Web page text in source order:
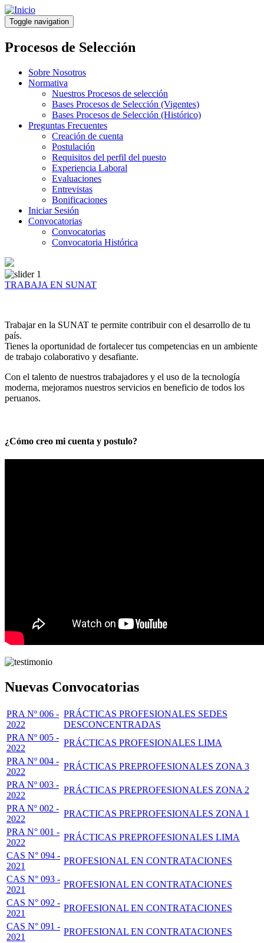
Pasar
al
contenido
principal
Toggle navigation
Procesos de Selección
Sobre Nosotros
Normativa
Nuestros Procesos de selección
Bases Procesos de Selección (Vigentes)
Bases Procesos de Selección (Histórico)
Preguntas Frecuentes
Creación de cuenta
Postulación
Requisitos del perfil del puesto
Experiencia Laboral
Evaluaciones
Entrevistas
Bonificaciones
Iniciar Sesión
Convocatorias
Convocatorias
Convocatoria Histórica
TRABAJA EN SUNAT
Trabajar en la SUNAT te permite contribuir con el desarrollo de tu
país.
Tienes la oportunidad de fortalecer tus competencias en un ambiente
de trabajo colaborativo y desafiante.
Con el talento de nuestros trabajadores y el uso de la tecnología
moderna, mejoramos nuestros servicios en beneficio de todos los
peruanos.
¿Cómo creo mi cuenta y postulo?
Nuevas Convocatorias
PRA Nº 006 -
2022
PRÁCTICAS PROFESIONALES SEDES
DESCONCENTRADAS
PRA Nº 005 -
2022
PRÁCTICAS PROFESIONALES LIMA
PRA Nº 004 -
2022
PRÁCTICAS PREPROFESIONALES ZONA 3
PRA Nº 003 -
2022
PRÁCTICAS PREPROFESIONALES ZONA 2
PRA Nº 002 -
2022
PRACTICAS PREPROFESIONALES ZONA 1
PRA N° 001 -
2022
PRÁCTICAS PREPROFESIONALES LIMA
CAS N° 094 -
2021
PROFESIONAL EN CONTRATACIONES
CAS N° 093 -
2021
PROFESIONAL EN CONTRATACIONES
CAS N° 092 -
2021
PROFESIONAL EN CONTRATACIONES
CAS N° 091 -
2021
PROFESIONAL EN CONTRATACIONES